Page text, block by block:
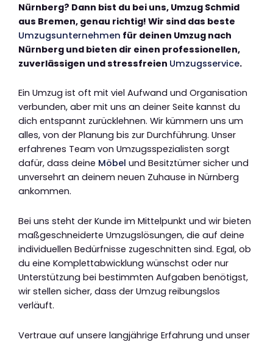
Nürnberg? Dann bist du bei uns, Umzug Schmid
aus Bremen, genau richtig! Wir sind das beste
Umzugsunternehmen für deinen Umzug nach
Nürnberg und bieten dir einen professionellen,
zuverlässigen und stressfreien Umzugsservice.
Ein Umzug ist oft mit viel Aufwand und Organisation
verbunden, aber mit uns an deiner Seite kannst du
dich entspannt zurücklehnen. Wir kümmern uns um
alles, von der Planung bis zur Durchführung. Unser
erfahrenes Team von Umzugsspezialisten sorgt
dafür, dass deine Möbel und Besitztümer sicher und
unversehrt an deinem neuen Zuhause in Nürnberg
ankommen.
Bei uns steht der Kunde im Mittelpunkt und wir bieten
maßgeschneiderte Umzugslösungen, die auf deine
individuellen Bedürfnisse zugeschnitten sind. Egal, ob
du eine Komplettabwicklung wünschst oder nur
Unterstützung bei bestimmten Aufgaben benötigst,
wir stellen sicher, dass der Umzug reibungslos
verläuft.
Vertraue auf unsere langjährige Erfahrung und unser